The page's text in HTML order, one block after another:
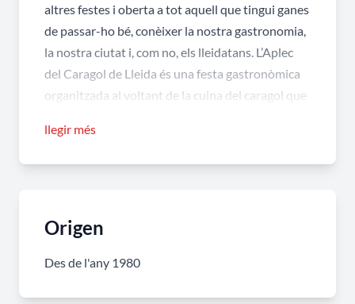
altres festes i oberta a tot aquell que tingui ganes
de passar-ho bé, conèixer la nostra gastronomia,
la nostra ciutat i, com no, els lleidatans. L’Aplec
del Caragol de Lleida és una festa gastronòmica
organitzada al voltant de la cuina del caragol que
el mes de maig. De la resta de la península, del
arriben caragols a Lleida per a satisfer collistes i
llegir més
Origen
Des de l'any 1980